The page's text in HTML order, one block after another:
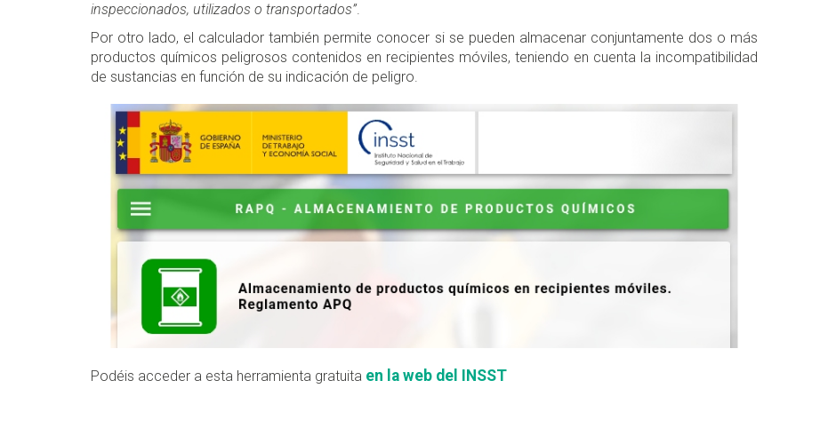
inspeccionados, utilizados o transportados”.
Por otro lado, el calculador también permite conocer si se pueden almacenar conjuntamente dos o más
productos químicos peligrosos contenidos en recipientes móviles, teniendo en cuenta la incompatibilidad
de sustancias en función de su indicación de peligro.
Podéis acceder a esta herramienta gratuita en la web del INSST